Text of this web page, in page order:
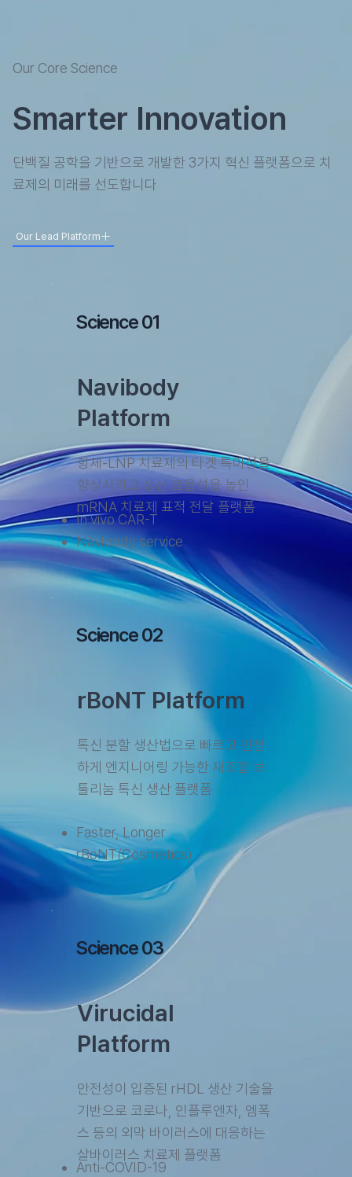
Our Core Science
Smarter Innovation
단백질 공학을 기반으로 개발한 3가지 혁신 플랫폼으로 치
료제의 미래를 선도합니다
Our Lead Platform
Science 01
Navibody
Platform
항체-LNP 치료제의 타겟 특이성을
향상시키고 생산 효율성을 높인
mRNA 치료제 표적 전달 플랫폼
In vivo CAR-T
Navibody service
Science 02
rBoNT Platform
톡신 분할 생산법으로 빠르고 안전
하게 엔지니어링 가능한 재조합 보
툴리눔 톡신 생산 플랫폼
Faster, Longer
rBoNT(Cosmetics)
Science 03
Virucidal
Platform
안전성이 입증된 rHDL 생산 기술을
기반으로 코로나, 인플루엔자, 엠폭
스 등의 외막 바이러스에 대응하는
살바이러스 치료제 플랫폼
Anti-COVID-19